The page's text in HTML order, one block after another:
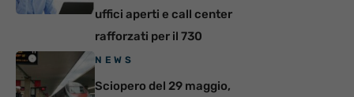
uffici aperti e call center
rafforzati per il 730
NEWS
Sciopero del 29 maggio,